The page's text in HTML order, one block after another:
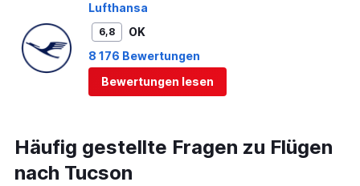
Lufthansa
6,8
OK
8 176 Bewertungen
Bewertungen lesen
Häufig gestellte Fragen zu Flügen
nach Tucson